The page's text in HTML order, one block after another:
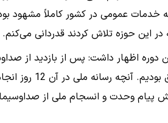
خدمات عمومی در کشور کاملاً مشهود
این حوزه تلاش کردند قدردانی می‌کنم.
دوره اظهار داشت: پس از بازدید از
ساماندهی سریع کارها و
وحدت و انسجام ملی از صداوسیما،